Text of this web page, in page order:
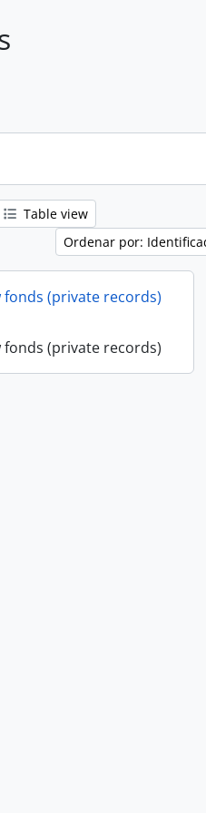
Table view
Ordenar por:
fonds (private records)
fonds (private records)